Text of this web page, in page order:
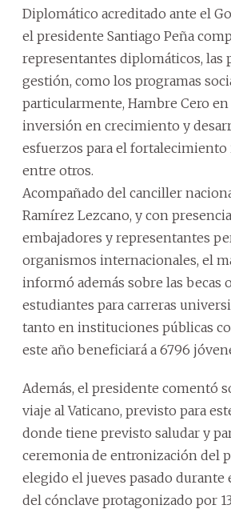
Diplomático acreditado ante el
el presidente Santiago Peña
representantes diplomáticos, las
gestión, como los programas
particularmente, Hambre Cero en
inversión en crecimiento y
esfuerzos para el
entre otros.
Acompañado del canciller
Ramírez Lezcano, y con
embajadores y representantes
organismos internacionales, el
informó además sobre las becas
estudiantes para carreras
tanto en instituciones públicas
este año beneficiará a 6796
Además, el presidente comentó
viaje al Vaticano, previsto para
donde tiene previsto saludar y
ceremonia de entronización del
elegido el jueves pasado durante
del cónclave protagonizado por